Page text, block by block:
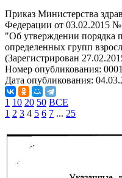
Приказ Министерства
Федерации от 03.02.2015 №
"Об утверждении порядка
определенных групп
(Зарегистрирован
Номер опубликования:
Дата опубликования:
1 10 20 50 ВСЕ
1 2 3 4 5 6 7 ... 25